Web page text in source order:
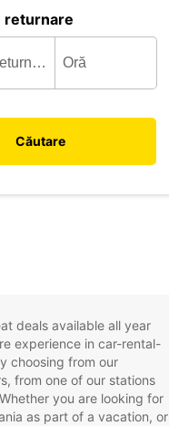
returnare
Căutare
deals available all year
experience in car-rental-
choosing from our
from one of our stations
you are looking for
as part of a vacation, or